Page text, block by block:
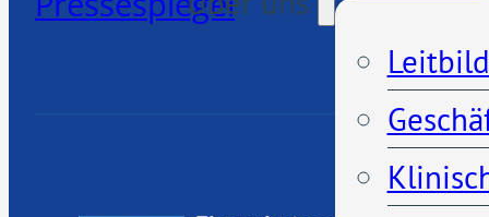
Leitbild